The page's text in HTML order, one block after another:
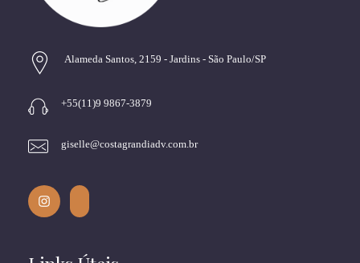
Alameda Santos, 2159 - Jardins - São Paulo/SP
+55(11)9 9867-3879
giselle@costagrandiadv.com.br